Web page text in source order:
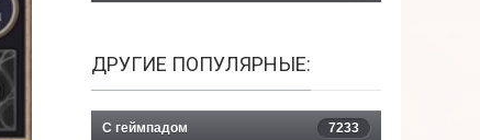
ДРУГИЕ ПОПУЛЯРНЫЕ:
С геймпадом 7233